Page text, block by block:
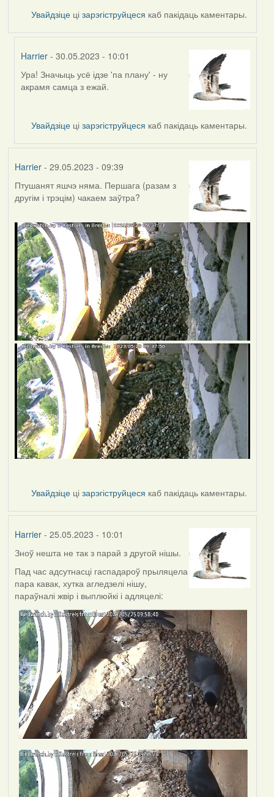
Увайдзіце цізарэгіструйцеся каб пакідаць каментары.
Harrier - 30.05.2023 - 10:01
In
reply
ZNR
Ура! Значыць усё ідзе 'па плану' - ну
акрамя самца з ежай.
Увайдзіце цізарэгіструйцеся каб пакідаць каментары.
Harrier- 29.05.2023 - 09:39
Птушанят яшчэ няма. Першага (разам з
другім і трэцім) чакаем заўтра?
Увайдзіце цізарэгіструйцеся каб пакідаць каментары.
Harrier- 25.05.2023 - 10:01
Зноў нешта не так з парай з другой нішы.
Пад час адсутнасці гаспадароў прыляцела
пара кавак, хутка агледзелі нішу,
параўналі жвір і выплюйкі і адляцелі: